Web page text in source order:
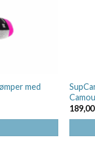
med
189,00